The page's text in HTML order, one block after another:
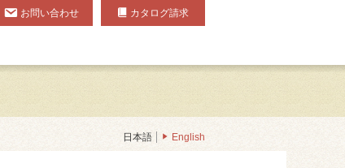
お問い合わせ カタログ請求
日本語 English